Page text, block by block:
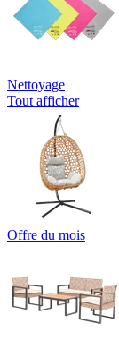
Nettoyage
Tout afficher
Offre du mois